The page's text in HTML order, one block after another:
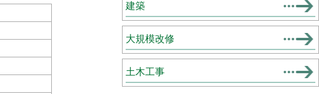
建築
大規模改修
土木工事